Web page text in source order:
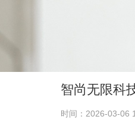
智尚无限科
时间：2026-03-06